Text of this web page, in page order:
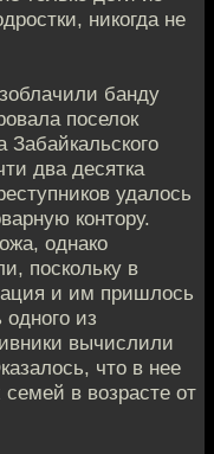
никогда не
банду
поселок
Забайкальского
два десятка
удалось
контору.
однако
поскольку в
и им пришлось
из
вычислили
что в нее
в возрасте от